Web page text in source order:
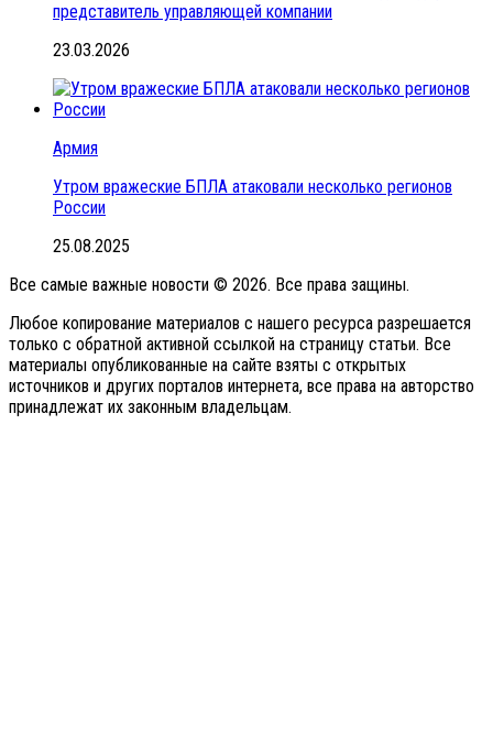
представитель управляющей компании
23.03.2026
Армия
Утром вражеские БПЛА атаковали несколько регионов
России
25.08.2025
Все самые важные новости © 2026. Все права защины.
Любое копирование материалов с нашего ресурса разрешается
только с обратной активной ссылкой на страницу статьи. Все
материалы опубликованные на сайте взяты с открытых
источников и других порталов интернета, все права на авторство
принадлежат их законным владельцам.